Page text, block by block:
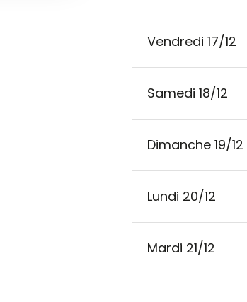
Vendredi 17/12
Samedi 18/12
Dimanche 19/12
Lundi 20/12
Mardi 21/12